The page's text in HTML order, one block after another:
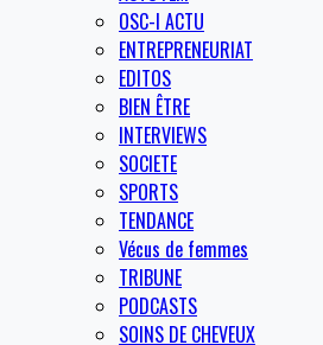
OSC-I ACTU
ENTREPRENEURIAT
EDITOS
BIEN ÊTRE
INTERVIEWS
SOCIETE
SPORTS
TENDANCE
Vécus de femmes
TRIBUNE
PODCASTS
SOINS DE CHEVEUX